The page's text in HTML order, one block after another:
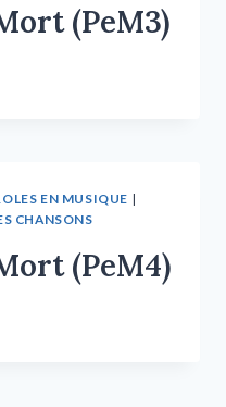
(PeM3)
EN MUSIQUE |
CHANSONS
(PeM4)